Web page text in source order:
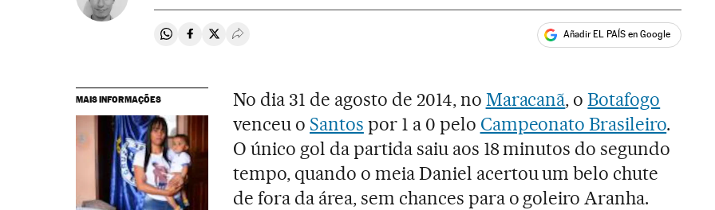
Compartir en Whatsapp
Compartir en Facebook
Compartir en Twitter
Desplegar Redes Sociales Añadir EL PAÍS en Google
MAIS INFORMAÇÕES No dia 31 de agosto de 2014, no Maracanã, oBotafogo
venceu o Santos por 1 a 0 pelo Campeonato Brasileiro.
O único gol da partida saiu aos 18 minutos do segundo
tempo, quando o meia Daniel acertou um belo chute
de fora da área, sem chances para o goleiro Aranha.